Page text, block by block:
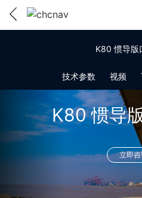
服务与支持
下载中心
教学视频
服务支持
联系我们
国内分支机构
国内授权经销
活动专区
K80 惯导版
技术参数 视频
K80 惯导
立即